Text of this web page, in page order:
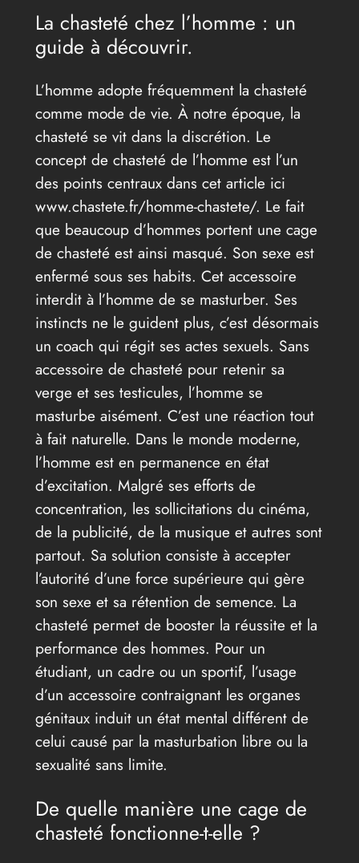
La chasteté chez l’homme : un
guide à découvrir.
L’homme adopte fréquemment la chasteté
comme mode de vie. À notre époque, la
chasteté se vit dans la discrétion. Le
concept de chasteté de l’homme est l’un
des points centraux dans cet article ici
www.chastete.fr/homme-chastete/. Le fait
que beaucoup d’hommes portent une cage
de chasteté est ainsi masqué. Son sexe est
enfermé sous ses habits. Cet accessoire
interdit à l’homme de se masturber. Ses
instincts ne le guident plus, c’est désormais
un coach qui régit ses actes sexuels. Sans
accessoire de chasteté pour retenir sa
verge et ses testicules, l’homme se
masturbe aisément. C’est une réaction tout
à fait naturelle. Dans le monde moderne,
l’homme est en permanence en état
d’excitation. Malgré ses efforts de
concentration, les sollicitations du cinéma,
de la publicité, de la musique et autres sont
partout. Sa solution consiste à accepter
l’autorité d’une force supérieure qui gère
son sexe et sa rétention de semence. La
chasteté permet de booster la réussite et la
performance des hommes. Pour un
étudiant, un cadre ou un sportif, l’usage
d’un accessoire contraignant les organes
génitaux induit un état mental différent de
celui causé par la masturbation libre ou la
sexualité sans limite.
De quelle manière une cage de
chasteté fonctionne-t-elle ?